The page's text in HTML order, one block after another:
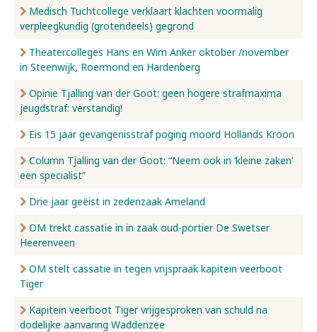
Werkwijze
Nieuws
Over ons
Contact
Medisch Tuchtcollege verklaart klachten voormalig
verpleegkundig (grotendeels) gegrond
Theatercolleges Hans en Wim Anker oktober /november
in Steenwijk, Roermond en Hardenberg
Opinie Tjalling van der Goot: geen hogere strafmaxima
jeugdstraf: verstandig!
Eis 15 jaar gevangenisstraf poging moord Hollands Kroon
Column Tjalling van der Goot: “Neem ook in ‘kleine zaken’
een specialist”
Drie jaar geëist in zedenzaak Ameland
OM trekt cassatie in in zaak oud-portier De Swetser
Heerenveen
OM stelt cassatie in tegen vrijspraak kapitein veerboot
Tiger
Kapitein veerboot Tiger vrijgesproken van schuld na
dodelijke aanvaring Waddenzee